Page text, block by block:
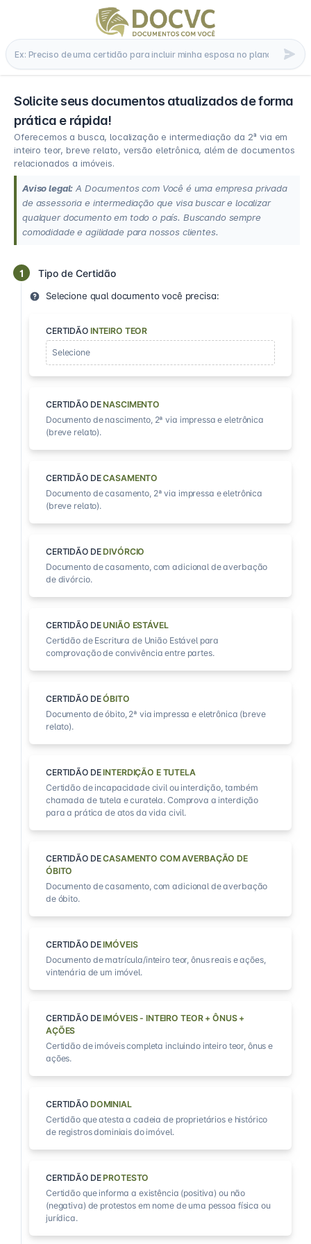
Solicite seus documentos atualizados de forma
prática e rápida!
Oferecemos a busca, localização e intermediação da 2ª via em
inteiro teor, breve relato, versão eletrônica, além de documentos
relacionados a imóveis.
Aviso legal: A Documentos com Você é uma empresa privada
de assessoria e intermediação que visa buscar e localizar
qualquer documento em todo o país. Buscando sempre
comodidade e agilidade para nossos clientes.
1 Tipo de Certidão
Selecione qual documento você precisa:
CERTIDÃO INTEIRO TEOR
Selecione
CERTIDÃO DENASCIMENTO
Documento de nascimento, 2ª via impressa e eletrônica
(breve relato).
CERTIDÃO DECASAMENTO
Documento de casamento, 2ª via impressa e eletrônica
(breve relato).
CERTIDÃO DEDIVÓRCIO
Documento de casamento, com adicional de averbação
de divórcio.
CERTIDÃO DEUNIÃO ESTÁVEL
Certidão de Escritura de União Estável para
comprovação de convivência entre partes.
CERTIDÃO DEÓBITO
Documento de óbito, 2ª via impressa e eletrônica (breve
relato).
CERTIDÃO DEINTERDIÇÃO E TUTELA
Certidão de incapacidade civil ou interdição, também
chamada de tutela e curatela. Comprova a interdição
para a prática de atos da vida civil.
CERTIDÃO DECASAMENTO COM AVERBAÇÃO DE
ÓBITO
Documento de casamento, com adicional de averbação
de óbito.
CERTIDÃO DEIMÓVEIS
Documento de matrícula/inteiro teor, ônus reais e ações,
vintenária de um imóvel.
CERTIDÃO DEIMÓVEIS - INTEIRO TEOR + ÔNUS +
AÇÕES
Certidão de imóveis completa incluindo inteiro teor, ônus e
ações.
CERTIDÃO DOMINIAL
Certidão que atesta a cadeia de proprietários e histórico
de registros dominiais do imóvel.
CERTIDÃO DEPROTESTO
Certidão que informa a existência (positiva) ou não
(negativa) de protestos em nome de uma pessoa física ou
jurídica.